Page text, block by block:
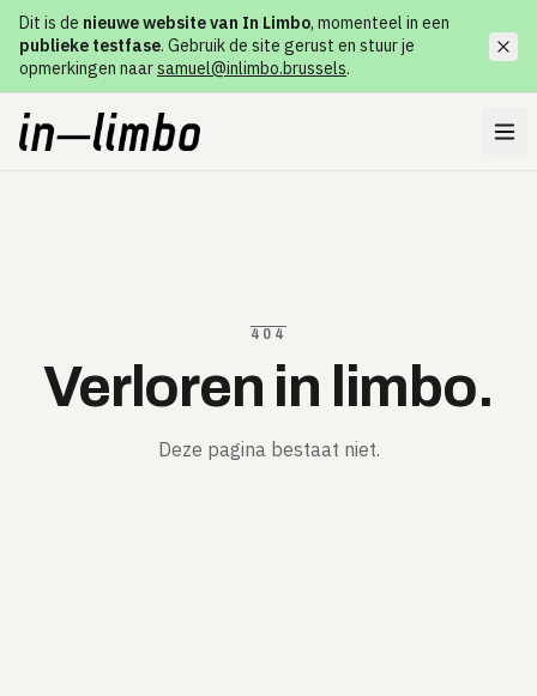
Dit is de nieuwe website van In Limbo, momenteel in een
publieke testfase. Gebruik de site gerust en stuur je
opmerkingen naarsamuel@inlimbo.brussels.
404
Verloren in limbo.
Deze pagina bestaat niet.